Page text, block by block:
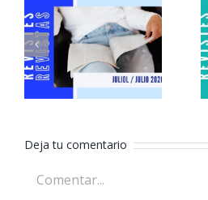
Revistas
julio 2026
Deja tu comentario
Comentar